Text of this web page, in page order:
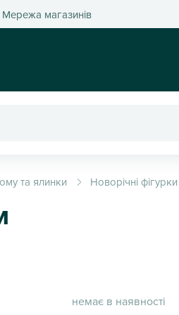
Мережа магазинівМережа магазинів
- Kaktus
та ялинки Новорічні фігурки
немає в наявності